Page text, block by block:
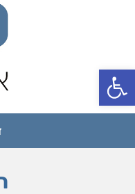
פתח סרגל נגישות